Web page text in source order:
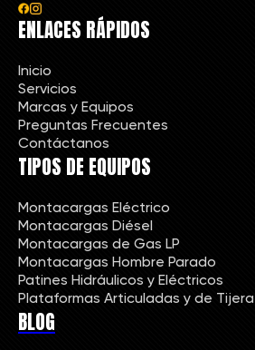
ENLACES RÁPIDOS
Inicio
Servicios
Marcas y Equipos
Preguntas Frecuentes
Contáctanos
TIPOS DE EQUIPOS
Montacargas Eléctrico
Montacargas Diésel
Montacargas de Gas LP
Montacargas Hombre Parado
Patines Hidráulicos y Eléctricos
Plataformas Articuladas y de Tijera
BLOG